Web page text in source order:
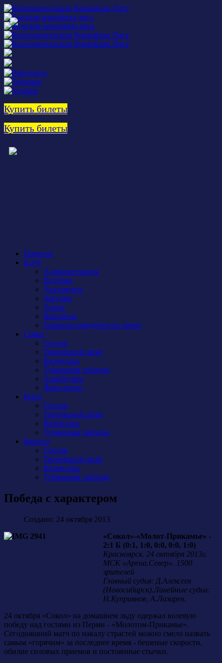
Купить билеты
Купить билеты
Новости
Клуб
Администрация
История
Документы
Закупки
Арена
Контакты
Правила поведения на арене
Сокол
Состав
Тренерский штаб
Календарь
Турнирная таблица
Атрибутика
Фан-сектор
Рыси
Состав
Тренерский штаб
Календарь
Турнирная таблица
Бирюса
Состав
Тренерский штаб
Календарь
Турнирная таблица
Победа с характером
Создано: 24 октября 2013
«Сокол»-«Молот-Прикамье» -
2:1 Б (0:1, 1:0, 0:0, 0:0, 1:0)
Красноярск. 24 октября 2013г.
МСК «Арена.Север». 1500
зрителей
Главный судья: Д.Алексеев
(Новосибирск).Линейные судьи:
Н.Куприянов, А.Лазарев.
24 октября «Сокол» на домашнем льду одержал волевую
победу над гостями из Перми - «Молотом-Прикамье».
Сегодняшний матч по накалу страстей можно смело назвать
самым «горячим» за последнее время - бешеные скорости,
обилие силовых приемов и постоянные стычки.